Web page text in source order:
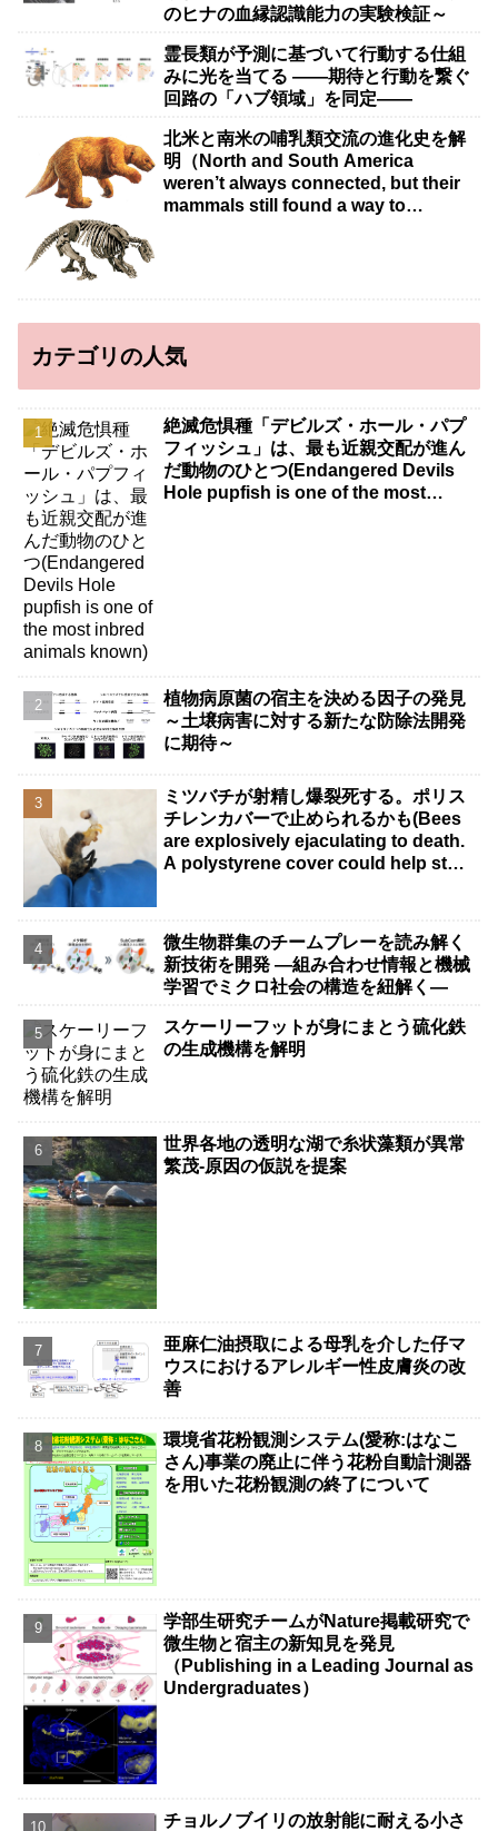
のヒナの血縁認識能力の実験検証～
霊長類が予測に基づいて行動する仕組
みに光を当てる ――期待と行動を繋ぐ
回路の「ハブ領域」を同定――
北米と南米の哺乳類交流の進化史を解
明（North and South America
weren’t always connected, but their
mammals still found a way to
カテゴリの人気
絶滅危惧種「デビルズ・ホール・パプ
フィッシュ」は、最も近親交配が進ん
だ動物のひとつ(Endangered Devils
Hole pupfish is one of the most
植物病原菌の宿主を決める因子の発見
～土壌病害に対する新たな防除法開発
に期待～
ミツバチが射精し爆裂死する。ポリス
チレンカバーで止められるかも(Bees
are explosively ejaculating to death.
A polystyrene cover could help stop
微生物群集のチームプレーを読み解く
新技術を開発 ―組み合わせ情報と機械
学習でミクロ社会の構造を紐解く―
スケーリーフットが身にまとう硫化鉄
の生成機構を解明
世界各地の透明な湖で糸状藻類が異常
繁茂-原因の仮説を提案
亜麻仁油摂取による母乳を介した仔マ
ウスにおけるアレルギー性皮膚炎の改
善
環境省花粉観測システム(愛称:はなこ
さん)事業の廃止に伴う花粉自動計測器
を用いた花粉観測の終了について
学部生研究チームがNature掲載研究で
微生物と宿主の新知見を発見
（Publishing in a Leading Journal as
Undergraduates）
チョルノブイリの放射能に耐える小さ